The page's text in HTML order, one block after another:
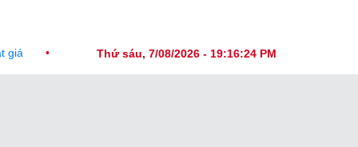
Thứ sáu, 7/08/2026 - 19:16:25 PM
Chính Đằng Sau "Cơn Sốt" Trà Sữa Nhượng Quyền: Lợi Nhuận